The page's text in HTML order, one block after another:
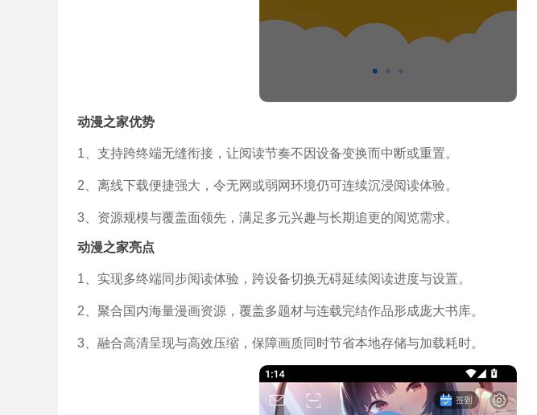
动漫之家优势
1、支持跨终端无缝衔接，让阅读节奏不因设备变换而中断或重置。
2、离线下载便捷强大，令无网或弱网环境仍可连续沉浸阅读体验。
3、资源规模与覆盖面领先，满足多元兴趣与长期追更的阅览需求。
动漫之家亮点
1、实现多终端同步阅读体验，跨设备切换无碍延续阅读进度与设置。
2、聚合国内海量漫画资源，覆盖多题材与连载完结作品形成庞大书库。
3、融合高清呈现与高效压缩，保障画质同时节省本地存储与加载耗时。